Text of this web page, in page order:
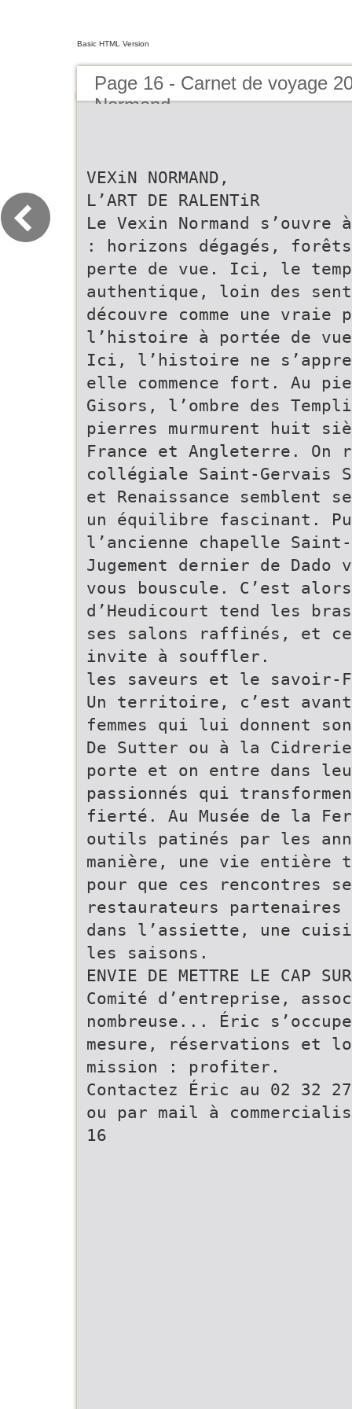
Basic HTML Version
Page 16 - Carnet de voyage
Normand
VEXiN NORMAND,
L’ART DE RALENTiR
Le Vexin Normand s’ouvre
: horizons dégagés,
perte de vue. Ici, le
authentique, loin des
découvre comme une vraie
l’histoire à portée de vue
Ici, l’histoire ne
elle commence fort. Au
Gisors, l’ombre des
pierres murmurent huit
France et Angleterre. On
collégiale Saint-Gervais
et Renaissance semblent
un équilibre fascinant.
l’ancienne chapelle
Jugement dernier de
vous bouscule. C’est
d’Heudicourt tend les
ses salons raffinés, et
invite à souffler.
les saveurs et le savoir-
Un territoire, c’est avant
femmes qui lui donnent
De Sutter ou à la
porte et on entre dans
passionnés qui
fierté. Au Musée de la
outils patinés par les
manière, une vie entière
pour que ces rencontres
restaurateurs
dans l’assiette, une
les saisons.
ENVIE DE METTRE LE CAP
Comité d’entreprise,
nombreuse... Éric
mesure, réservations et
mission : profiter.
Contactez Éric au 02 32
ou par mail à
16